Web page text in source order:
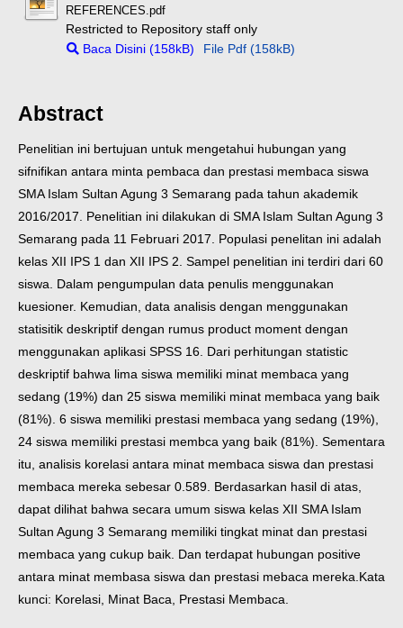
REFERENCES.pdf
Restricted to Repository staff only
Baca Disini (158kB)
File Pdf (158kB)
Abstract
Penelitian ini bertujuan untuk mengetahui hubungan yang
sifnifikan antara minta pembaca dan prestasi membaca siswa
SMA Islam Sultan Agung 3 Semarang pada tahun akademik
2016/2017. Penelitian ini dilakukan di SMA Islam Sultan Agung 3
Semarang pada 11 Februari 2017. Populasi penelitan ini adalah
kelas XII IPS 1 dan XII IPS 2. Sampel penelitian ini terdiri dari 60
siswa. Dalam pengumpulan data penulis menggunakan
kuesioner. Kemudian, data analisis dengan menggunakan
statisitik deskriptif dengan rumus product moment dengan
menggunakan aplikasi SPSS 16. Dari perhitungan statistic
deskriptif bahwa lima siswa memiliki minat membaca yang
sedang (19%) dan 25 siswa memiliki minat membaca yang baik
(81%). 6 siswa memiliki prestasi membaca yang sedang (19%),
24 siswa memiliki prestasi membca yang baik (81%). Sementara
itu, analisis korelasi antara minat membaca siswa dan prestasi
membaca mereka sebesar 0.589. Berdasarkan hasil di atas,
dapat dilihat bahwa secara umum siswa kelas XII SMA Islam
Sultan Agung 3 Semarang memiliki tingkat minat dan prestasi
membaca yang cukup baik. Dan terdapat hubungan positive
antara minat membasa siswa dan prestasi mebaca mereka. Kata
kunci: Korelasi, Minat Baca, Prestasi Membaca.